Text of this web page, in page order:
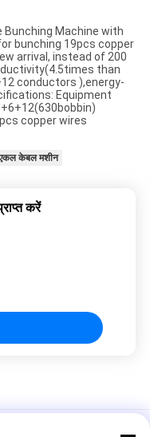
Bunching Machine with
bunching 19pcs copper
arrival, instead of 200
than
conductors ),energy-
Equipment
copper wires
केबल मशीन
करें
वायर ट्विस्टिंग मशीन